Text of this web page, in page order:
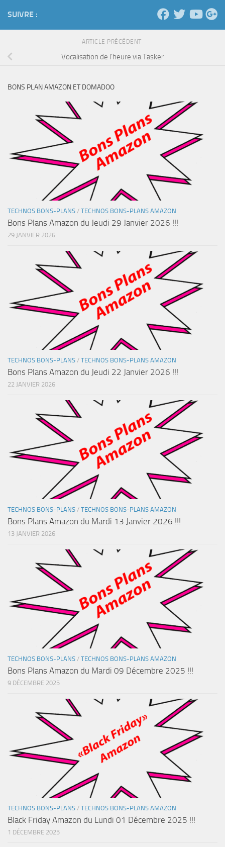
SUIVRE :
ARTICLE PRÉCÉDENT
Vocalisation de l’heure via Tasker
BONS PLAN AMAZON ET DOMADOO
TECHNOS BONS-PLANS / TECHNOS BONS-PLANS AMAZON
Bons Plans Amazon du Jeudi 29 Janvier 2026 !!!
29 JANVIER 2026
TECHNOS BONS-PLANS / TECHNOS BONS-PLANS AMAZON
Bons Plans Amazon du Jeudi 22 Janvier 2026 !!!
22 JANVIER 2026
TECHNOS BONS-PLANS / TECHNOS BONS-PLANS AMAZON
Bons Plans Amazon du Mardi 13 Janvier 2026 !!!
13 JANVIER 2026
TECHNOS BONS-PLANS / TECHNOS BONS-PLANS AMAZON
Bons Plans Amazon du Mardi 09 Décembre 2025 !!!
9 DÉCEMBRE 2025
TECHNOS BONS-PLANS / TECHNOS BONS-PLANS AMAZON
Black Friday Amazon du Lundi 01 Décembre 2025 !!!
1 DÉCEMBRE 2025